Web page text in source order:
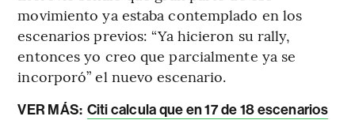
movimiento ya estaba contemplado en los
escenarios previos: “Ya hicieron su rally,
entonces yo creo que parcialmente ya se
incorporó” el nuevo escenario.
VER MÁS: Citi calcula que en 17 de 18 escenarios